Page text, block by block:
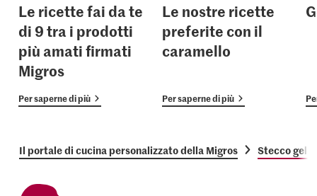
Le ricette fai da te
di 9 tra i prodotti
più amati firmati
Migros
Per saperne di più
Le nostre ricette
preferite con il
caramello
Per saperne di più
Il portale di cucina personalizzato della Migros Stecco